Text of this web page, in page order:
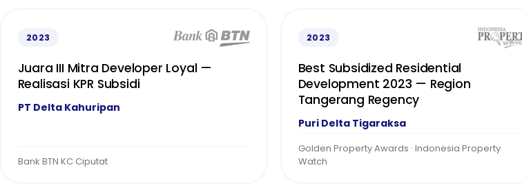
2023
Juara III Mitra Developer Loyal —
Realisasi KPR Subsidi
PT Delta Kahuripan
Bank BTN KC Ciputat
2023
Best Subsidized Residential
Development 2023 — Region
Tangerang Regency
Puri Delta Tigaraksa
Golden Property Awards · Indonesia Property
Watch